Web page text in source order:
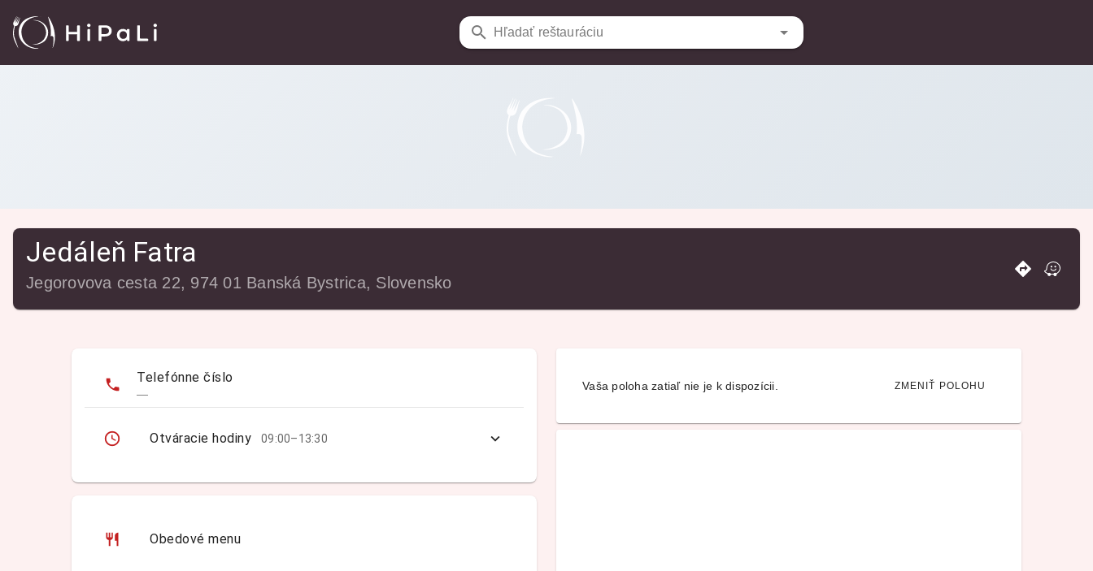
Hľadať reštauráciu
Reštaurácie Jedáleň Fatra
Jedáleň Fatra
Jegorovova cesta 22, 974 01 Banská Bystrica, Slovensko
Telefónne číslo
—
Otváracie hodiny 09:00–13:30
Obedové menu
Vaša poloha zatiaľ nie je k dispozícii. ZMENIŤ POLOHU